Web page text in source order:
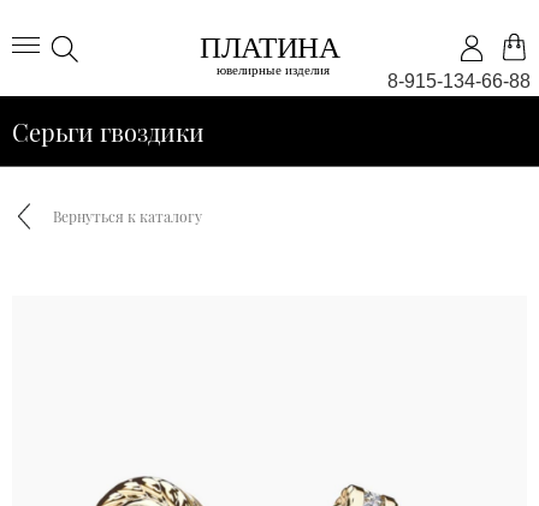
8-915-134-66-88
Серьги гвоздики
Вернуться к каталогу